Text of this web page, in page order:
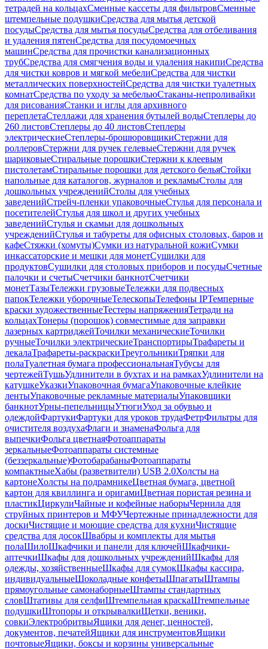
тетрадей на кольцахСменные кассеты для фильтровСменные
штемпельные подушкиСредства для мытья детской
посудыСредства для мытья посудыСредства для отбеливания
и удаления пятенСредства для посудомоечных
машинСредства для прочистки канализационных
трубСредства для смягчения воды и удаления накипиСредства
для чистки ковров и мягкой мебелиСредства для чистки
металлических поверхностейСредства для чистки туалетных
комнатСредства по уходу за мебельюСтаканы-непроливайки
для рисованияСтанки и иглы для архивного
переплетаСтеллажи для хранения бутылей водыСтеплеры до
260 листовСтеплеры до 40 листовСтеплеры
электрическиеСтеплеры-брошюровщикиСтержни для
роллеровСтержни для ручек гелевыеСтержни для ручек
шариковыеСтиральные порошкиСтержни к клеевым
пистолетамСтиральные порошки для детского бельяСтойки
напольные для каталогов, журналов и рекламыСтолы для
дошкольных учрежденийСтолы для учебных
заведенийСтрейч-пленки упаковочныеСтулья для персонала и
посетителейСтулья для школ и других учебных
заведенийСтулья и скамьи для дошкольных
учрежденийСтулья и табуреты для офисных столовых, баров и
кафеСтяжки (хомуты)Сумки из натуральной кожиСумки
инкассаторские и мешки для монетСушилки для
продуктовСушилки для столовых приборов и посудыСчетные
палочки и счетыСчетчики банкнотСчетчики
монетТазыТележки грузовыеТележки для подвесных
папокТележки уборочныеТелескопыТелефоны IPТемперные
краски художественныеТестеры напряженияТетради на
кольцахТонеры (порошок) совместимые для заправки
лазерных картриджейТочилки механическиеТочилки
ручныеТочилки электрическиеТранспортирыТрафареты и
лекалаТрафареты-раскраскиТреугольникиТряпки для
полаТуалетная бумага профессиональнаяТубусы для
чертежейТушьУдлинители в бухтах и на рамкахУдлинители на
катушкеУказкиУпаковочная бумагаУпаковочные клейкие
лентыУпаковочные рекламные материалыУпаковщики
банкнотУрны-пепельницыУтюгиУход за обувью и
одеждойФартукиФартуки для уроков трудаФетрФильтры для
очистителя воздухаФлаги и знаменаФольга для
выпечкиФольга цветнаяФотоаппараты
зеркальныеФотоаппараты системные
(беззеркальные)ФотобарабаныФотоаппараты
компактныеХабы (разветвители) USB 2.0Холсты на
картонеХолсты на подрамникеЦветная бумага, цветной
картон для квиллинга и оригамиЦветная пористая резина и
пластикЦиркулиЧайные и кофейные наборыЧернила для
струйных принтеров и МФУЧертежные принадлежности для
доскиЧистящие и моющие средства для кухниЧистящие
средства для досокШвабры и комплекты для мытья
полаШилоШкафчики и панели для ключейШкафчики-
аптечкиШкафы для дошкольных учрежденийШкафы для
одежды, хозяйственныеШкафы для сумокШкафы кассира,
индивидуальныеШоколадные конфетыШпагатыШтампы
прямоугольные самонаборныеШтампы стандартных
словШтативы для селфиШтемпельная краскаШтемпельные
подушкиШтопоры и открывалкиЩетки, веники,
совкиЭлектробритвыЯщики для денег, ценностей,
документов, печатейЯщики для инструментовЯщики
почтовыеЯщики, боксы и корзины универсальные